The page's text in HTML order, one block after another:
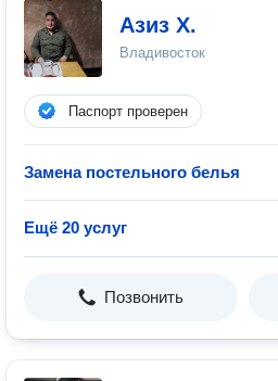
Азиз Х.
Владивосток
Паспорт проверен
Замена постельного белья
Ещё 20 услуг
Позвонить